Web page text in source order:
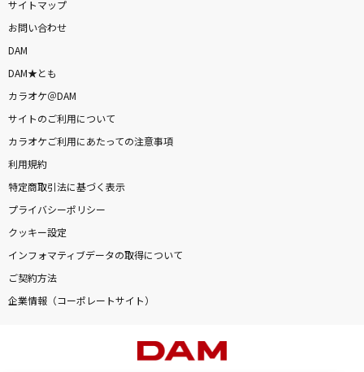
サイトマップ
お問い合わせ
DAM
DAM★とも
カラオケ＠DAM
サイトのご利用について
カラオケご利用にあたっての注意事項
利用規約
特定商取引法に基づく表示
プライバシーポリシー
クッキー設定
インフォマティブデータの取得について
ご契約方法
企業情報（コーポレートサイト）